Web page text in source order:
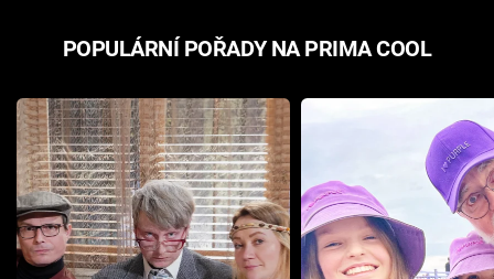
POPULÁRNÍ POŘADY NA PRIMA COOL